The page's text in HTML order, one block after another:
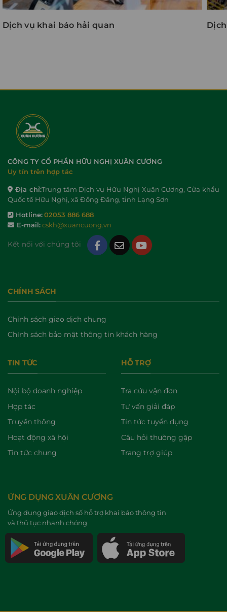
Dịch vụ khai báo hải quan
CÔNG TY CỔ PHẦN HỮU NGHỊ XUÂN CƯƠNG
Uy tín trên hợp tác
Địa chỉ:Trung tâm Dịch vụ Hữu Nghị Xuân Cương, Cửa khẩu
Quốc tế Hữu Nghị, xã Đồng Đăng, tỉnh Lạng Sơn
Hotline:02053 886 688
E-mail:cskh@xuancuong.vn
Kết nối với chúng tôi
CHÍNH SÁCH
Chính sách giao dịch chung
Chính sách bảo mật thông tin khách hàng
TIN TỨC
Nội bộ doanh nghiệp
Hợp tác
Truyền thông
Hoạt động xã hội
Tin tức chung
HỖ TRỢ
Tra cứu vận đơn
Tư vấn giải đáp
Tin tức tuyển dụng
Câu hỏi thường gặp
Trang trợ giúp
ỨNG DỤNG XUÂN CƯƠNG
Ứng dụng giao dịch số hỗ trợ khai báo thông tin
và thủ tục nhanh chóng